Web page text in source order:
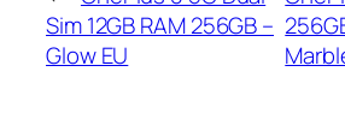
Sim 12GB RAM 256GB –
Glow EU